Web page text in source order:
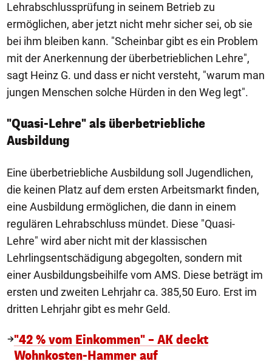
Lehrabschlussprüfung in seinem Betrieb zu
ermöglichen, aber jetzt nicht mehr sicher sei, ob sie
bei ihm bleiben kann. "Scheinbar gibt es ein Problem
mit der Anerkennung der überbetrieblichen Lehre",
sagt Heinz G. und dass er nicht versteht, "warum man
jungen Menschen solche Hürden in den Weg legt".
"Quasi-Lehre" als überbetriebliche
Ausbildung
Eine überbetriebliche Ausbildung soll Jugendlichen,
die keinen Platz auf dem ersten Arbeitsmarkt finden,
eine Ausbildung ermöglichen, die dann in einem
regulären Lehrabschluss mündet. Diese "Quasi-
Lehre" wird aber nicht mit der klassischen
Lehrlingsentschädigung abgegolten, sondern mit
einer Ausbildungsbeihilfe vom AMS. Diese beträgt im
ersten und zweiten Lehrjahr ca. 385,50 Euro. Erst im
dritten Lehrjahr gibt es mehr Geld.
"42 % vom Einkommen" – AK deckt
Wohnkosten-Hammer auf